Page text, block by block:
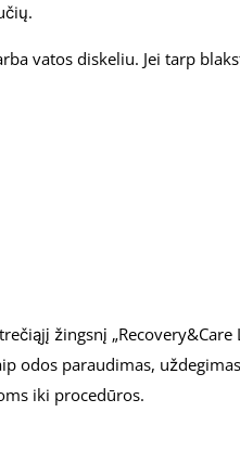
vatos diskeliu. Jei tarp
žingsnį „Recovery&Care
odos paraudimas,
iki procedūros.